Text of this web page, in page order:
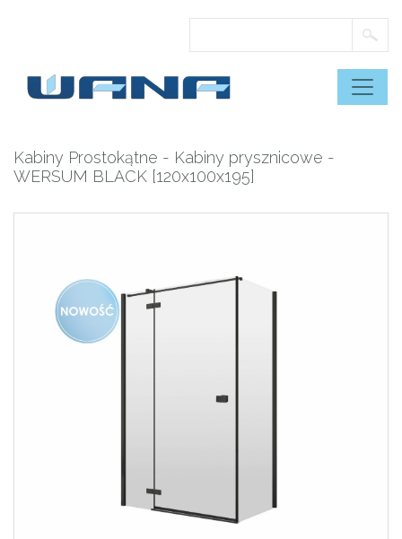
Kabiny Prostokątne - Kabiny prysznicowe -
WERSUM BLACK [120x100x195]